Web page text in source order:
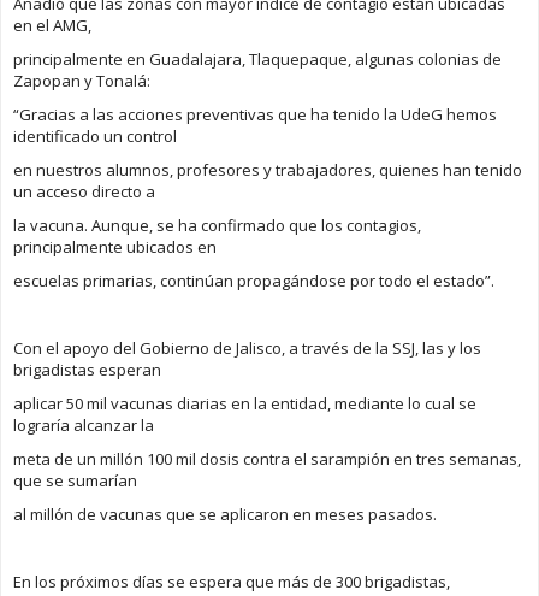
en el AMG,
principalmente en Guadalajara, Tlaquepaque, algunas colonias de
Zapopan y Tonalá:
“Gracias a las acciones preventivas que ha tenido la UdeG hemos
identificado un control
en nuestros alumnos, profesores y trabajadores, quienes han tenido
un acceso directo a
la vacuna. Aunque, se ha confirmado que los contagios,
principalmente ubicados en
escuelas primarias, continúan propagándose por todo el estado”.
Con el apoyo del Gobierno de Jalisco, a través de la SSJ, las y los
brigadistas esperan
aplicar 50 mil vacunas diarias en la entidad, mediante lo cual se
lograría alcanzar la
meta de un millón 100 mil dosis contra el sarampión en tres semanas,
que se sumarían
al millón de vacunas que se aplicaron en meses pasados.
En los próximos días se espera que más de 300 brigadistas,